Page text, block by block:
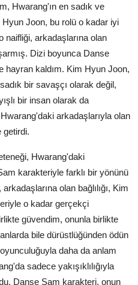
Hwarang'ın en sadık ve
Hyun Joon, bu rolü o kadar iyi
naifliği, arkadaşlarına olan
Dizi boyunca Danse
hayran kaldım. Kim Hyun Joon,
bir savaşçı olarak değil,
bir insan olarak da
arkadaşlarıyla olan
getirdi.
Hwarang'daki
karakteriyle farklı bir yönünü
olan bağlılığı, Kim
o kadar gerçekçi
güvendim, onunla birlikte
bile dürüstlüğünden ödün
daha da anlam
sadece yakışıklılığıyla
Danse Sam karakteri, onun